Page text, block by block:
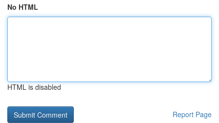
No HTML
HTML is disabled
Report Page